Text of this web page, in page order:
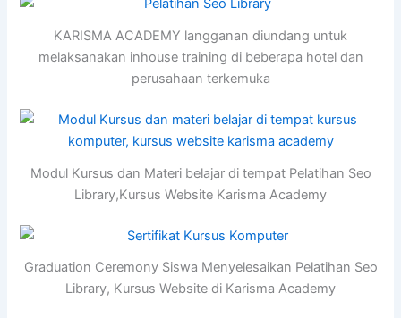
KARISMA ACADEMY langganan diundang untuk
melaksanakan inhouse training di beberapa hotel dan
perusahaan terkemuka
Modul Kursus dan Materi belajar di tempat Pelatihan Seo
Library,Kursus Website Karisma Academy
Graduation Ceremony Siswa Menyelesaikan Pelatihan Seo
Library, Kursus Website di Karisma Academy